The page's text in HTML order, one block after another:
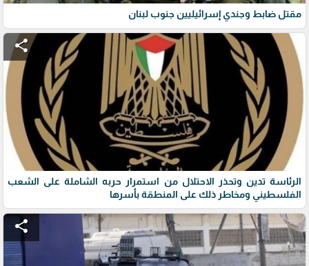
مقتل ضابط وجندي إسرائيليين جنوب لبنان
share
الرئاسة تدين وتحذر الاحتلال من استمرار حربه الشاملة على الشعب
الفلسطيني ومخاطر ذلك على المنطقة بأسرها
share